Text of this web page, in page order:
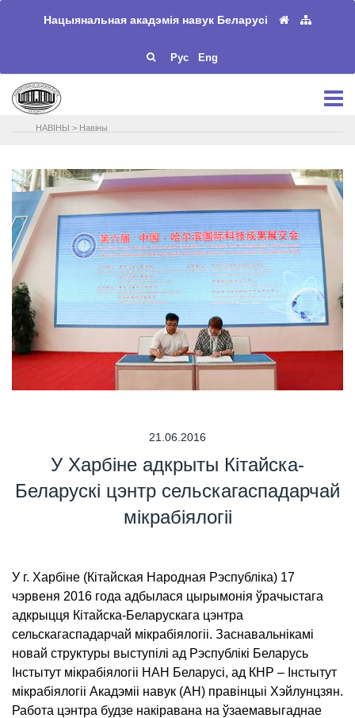
Нацыянальная акадэмія навук Беларусі
Рус Eng
НАВIНЫ > Навіны
21.06.2016
У Харбіне адкрыты Кітайска-
Беларускі цэнтр сельскагаспадарчай
мікрабіялогіі
У г. Харбіне (Кітайская Народная Рэспубліка) 17
чэрвеня 2016 года адбылася цырымонія ўрачыстага
адкрыцця Кітайска-Беларускага цэнтра
сельскагаспадарчай мікрабіялогіі. Заснавальнікамі
новай структуры выступілі ад Рэспублікі Беларусь
Інстытут мікрабіялогіі НАН Беларусі, ад КНР – Інстытут
мікрабіялогіі Акадэміі навук (АН) правінцыі Хэйлунцзян.
Работа цэнтра будзе накіравана на ўзаемавыгаднае